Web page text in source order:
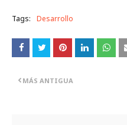
Tags: Desarrollo
MÁS ANTIGUA